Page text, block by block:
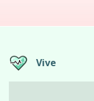
Vive